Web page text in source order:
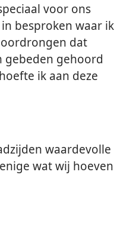
voor ons
besproken waar ik
dat
gebeden gehoord
ik aan deze
waardevolle
wat wij hoeven